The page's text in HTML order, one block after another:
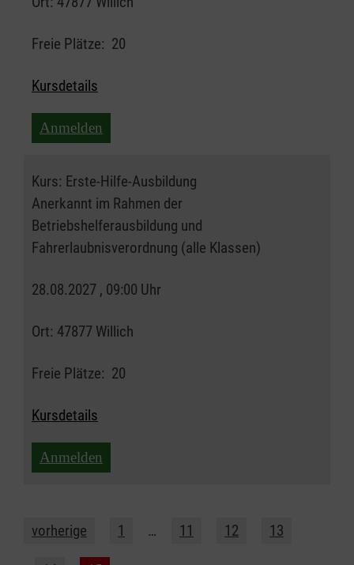
Freie Plätze: 20
Kursdetails
Anmelden
Kurs: Erste-Hilfe-Ausbildung
Anerkannt im Rahmen der
Betriebshelferausbildung und
Fahrerlaubnisverordnung (alle Klassen)
28.08.2027 , 09:00 Uhr
Ort: 47877 Willich
Freie Plätze: 20
Kursdetails
Anmelden
vorherige 1 … 11 12 13